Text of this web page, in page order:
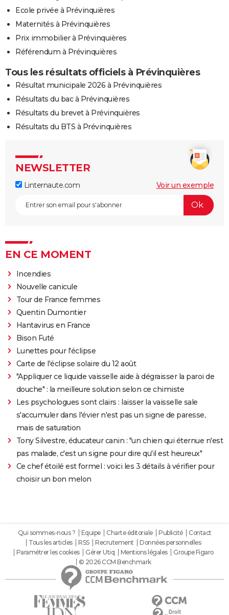
Ecole privée à Prévinquières
Maternités à Prévinquières
Prix immobilier à Prévinquières
Référendum à Prévinquières
Tous les résultats officiels à Prévinquières
Résultat municipale 2026 à Prévinquières
Résultats du bac à Prévinquières
Résultats du brevet à Prévinquières
Résultats du BTS à Prévinquières
NEWSLETTER
Linternaute.com Voir un exemple
EN CE MOMENT
Incendies
Nouvelle canicule
Tour de France femmes
Quentin Dumontier
Hantavirus en France
Bison Futé
Lunettes pour l'éclipse
Carte de l'éclipse solaire du 12 août
"Appliquer ce liquide vaisselle aide à dégraisser la paroi de
douche" : la meilleure solution selon ce chimiste
Les psychologues sont clairs : laisser la vaisselle sale
s'accumuler dans l'évier n'est pas un signe de paresse,
mais de saturation
Tony Silvestre, éducateur canin : "un chien qui éternue n'est
pas malade, c'est un signe pour dire qu'il est heureux"
Ce chef étoilé est formel : voici les 3 détails à vérifier pour
choisir un bon melon
Qui sommes-nous ? Equipe Charte éditoriale Publicité
Contact
Tous les articles
RSS Recrutement
Données personnelles
Paramétrer les cookies
Gérer Utiq Mentions légales
Groupe Figaro
© 2026 CCM Benchmark